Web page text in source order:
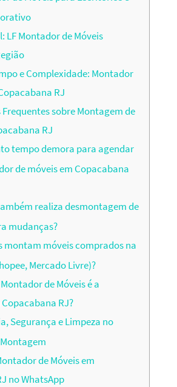
LF Montador de Móveis
e Complexidade: Montador
RJ
Frequentes sobre Montagem de
RJ
tempo demora para agendar
de móveis em Copacabana
realiza desmontagem de
mudanças?
montam móveis comprados na
Mercado Livre)?
de Móveis é a
RJ?
Segurança e Limpeza no
de Móveis em
no WhatsApp